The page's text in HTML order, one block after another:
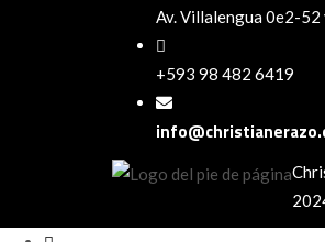
Av. Villalengua 0e2-52
+593 98 482 6419